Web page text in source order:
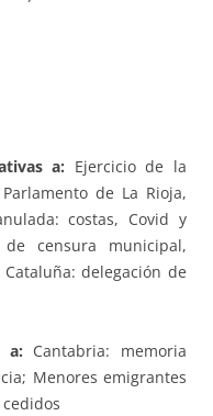
a: Ejercicio de la
de La Rioja,
costas, Covid y
de censura municipal,
delegación de
a: Cantabria: memoria
Menores emigrantes